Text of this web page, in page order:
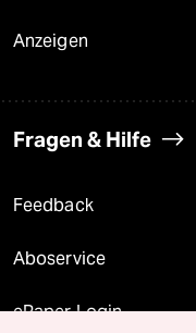
Anzeigen
Fragen & Hilfe
Feedback
Aboservice
ePaper Login